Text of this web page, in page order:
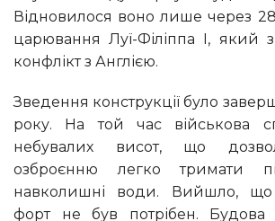
Відновилося воно лише через 28
царювання Луї-Філіппа I, який
конфлікт з Англією.
Зведення конструкції було завершено лише 1857
року. На той час військова
небувалих висот, що
озброєнню легко тримати
навколишні води. Вийшло, що
форт не був потрібен. Будова